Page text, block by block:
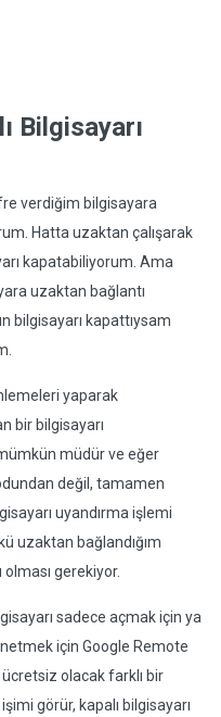
Bilgisayarı
verdiğim bilgisayara
Hatta uzaktan çalışarak
kapatabiliyorum. Ama
uzaktan bağlantı
bilgisayarı kapattıysam
yaparak
bir bilgisayarı
müdür ve eğer
değil, tamamen
uyandırma işlemi
uzaktan bağlandığım
gerekiyor.
sadece açmak için ya
için Google Remote
olacak farklı bir
görür, kapalı bilgisayarı